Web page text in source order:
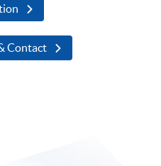
Contact